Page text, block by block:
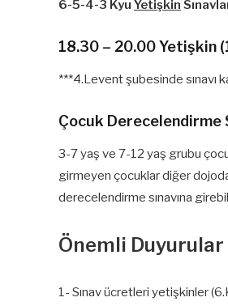
6-5-4-3 Kyu Yetişkin
18.30 – 20.00 Yetişkin
***4.Levent şubesinde sınavı
Çocuk Derecelendirme
3-7 yaş ve 7-12 yaş grubu
girmeyen çocuklar diğer
derecelendirme sınavına
Önemli Duyurular
1- Sınav ücretleri yetişkinler